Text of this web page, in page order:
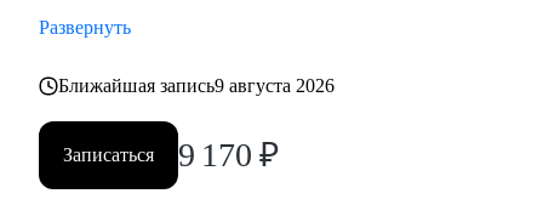
Развернуть
Ближайшая запись9 августа 2026
Записаться 9 170 ₽